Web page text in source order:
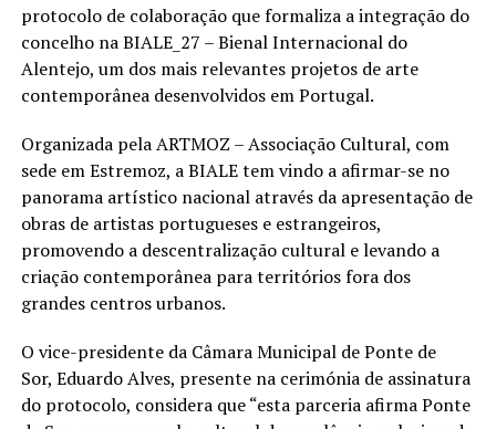
protocolo de colaboração que formaliza a integração do
concelho naBIALE_27 – Bienal Internacional do
Alentejo, um dos mais relevantes projetos de arte
contemporânea desenvolvidos em Portugal.
Organizada pela ARTMOZ – Associação Cultural, com
sede em Estremoz, a BIALE tem vindo a afirmar-se no
panorama artístico nacional através da apresentação de
obras de artistas portugueses e estrangeiros,
promovendo a descentralização cultural e levando a
criação contemporânea para territórios fora dos
grandes centros urbanos.
O vice-presidente da Câmara Municipal de Ponte de
Sor, Eduardo Alves, presente na cerimónia de assinatura
do protocolo, considera que“esta parceria afirma Ponte